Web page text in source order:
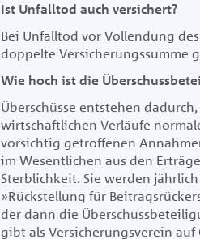
Ist Unfalltod auch versichert?
Bei Unfalltod vor Vollendung
doppelte Versicherungssumme
Wie hoch ist die
Überschüsse entstehen
wirtschaftlichen Verläufe
vorsichtig getroffenen
im Wesentlichen aus den
Sterblichkeit. Sie werden
»Rückstellung für
der dann die
gibt als Versicherungsverein